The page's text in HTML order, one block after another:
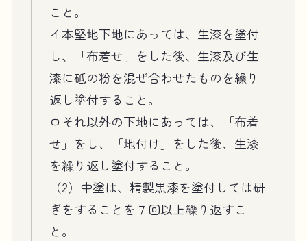
こと。
イ本堅地下地にあっては、生漆を塗付
し、「布着せ」をした後、生漆及び生
漆に砥の粉を混ぜ合わせたものを繰り
返し塗付すること。
ロそれ以外の下地にあっては、「布着
せ」をし、「地付け」をした後、生漆
を繰り返し塗付すること。
（2）中塗は、精製黒漆を塗付しては研
ぎをすることを７回以上繰り返すこ
と。